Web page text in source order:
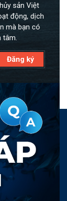
sản Việt
động, dịch
mà bạn có
tâm.